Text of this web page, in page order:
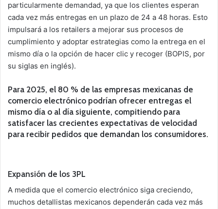
particularmente demandad, ya que los clientes esperan
cada vez más entregas en un plazo de 24 a 48 horas. Esto
impulsará a los retailers a mejorar sus procesos de
cumplimiento y adoptar estrategias como la entrega en el
mismo día o la opción de hacer clic y recoger (BOPIS, por
su siglas en inglés).
Para 2025, el 80 % de las empresas mexicanas de
comercio electrónico podrían ofrecer entregas el
mismo día o al día siguiente, compitiendo para
satisfacer las crecientes expectativas de velocidad
para recibir pedidos que demandan los consumidores.
Expansión de los 3PL
A medida que el comercio electrónico siga creciendo,
muchos detallistas mexicanos dependerán cada vez más